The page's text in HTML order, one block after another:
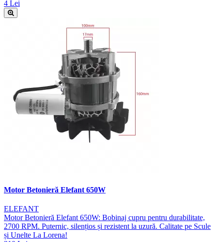
4 Lei
Motor Betonieră Elefant 650W
ELEFANT
Motor Betonieră Elefant 650W: Bobinaj cupru pentru durabilitate,
2700 RPM. Puternic, silențios și rezistent la uzură. Calitate pe Scule
și Unelte La Lorena!